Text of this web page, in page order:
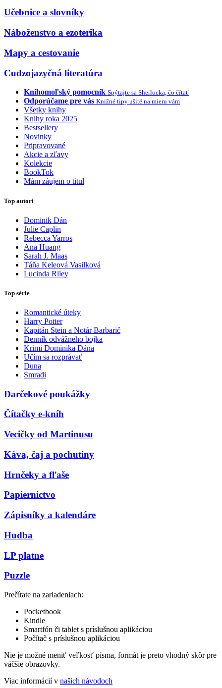
Učebnice a slovníky
Náboženstvo a ezoterika
Mapy a cestovanie
Cudzojazyčná literatúra
Knihomoľský pomocník Spýtajte sa Sherlocka, čo čítať
Odporúčame pre vás Knižné tipy ušité na mieru vám
Všetky knihy
Knihy roka 2025
Bestsellery
Novinky
Pripravované
Akcie a zľavy
Kolekcie
BookTok
Mám záujem o titul
Top autori
Dominik Dán
Julie Caplin
Rebecca Yarros
Ana Huang
Sarah J. Maas
Táňa Keleová Vasilková
Lucinda Riley
Top série
Romantické úteky
Harry Potter
Kapitán Stein a Notár Barbarič
Denník odvážneho bojka
Krimi Dominika Dána
Učím sa rozprávať
Duna
Smradi
Darčekové poukážky
Čítačky e-kníh
Vecičky od Martinusu
Káva, čaj a pochutiny
Hrnčeky a fľaše
Papiernictvo
Zápisníky a kalendáre
Hudba
LP platne
Puzzle
Prečítate na zariadeniach:
Pocketbook
Kindle
Smartfón či tablet s príslušnou aplikáciou
Počítač s príslušnou aplikáciou
Nie je možné meniť veľkosť písma, formát je preto vhodný skôr pre
väčšie obrazovky.
Viac informácií v našich návodoch